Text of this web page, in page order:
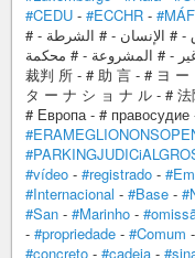
#CEDU - #ECCHR -
- # الإنسان - # الشرطة - #
- # المشروعة - # محكمة - #
裁判 所 - # 助 言 - # ヨ
タ ー ナ シ ョ ナ ル - #
# Европа - # правосудие
#vídeo - #registrado -
#Internacional - #Base -
#San - #Marinho -
- #propriedade - #Comum -
#concreto - #cadeia -